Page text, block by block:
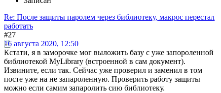
Re: После защиты паролем через библиотеку, макрос перестал
работать
#27
16 августа 2020, 12:50
Кстати, я в заморочке мог выложить базу с уже запороленной
библиотекой MyLibrary (встроенной в сам документ).
Извините, если так. Сейчас уже проверил и заменил в том
посте уже на не запароленную. Проверить работу защиты
можно если самим запаролить сию библиотеку.